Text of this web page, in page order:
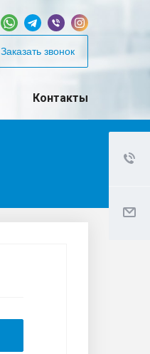
Заказать звонок
Контакты